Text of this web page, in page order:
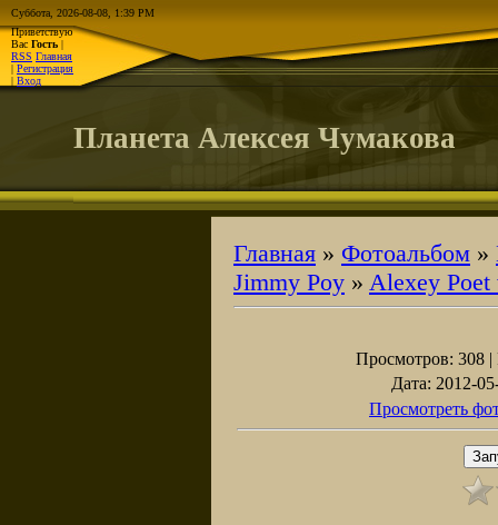
Суббота, 2026-08-08, 1:39 PM
Приветствую
Вас Гость |
RSS Главная
| Регистрация
| Вход
Планета Алексея Чумакова
Главная » Фотоальбом »
Jimmy Poy » Alexey
Просмотров: 308 |
Дата: 2012-
Просмотреть